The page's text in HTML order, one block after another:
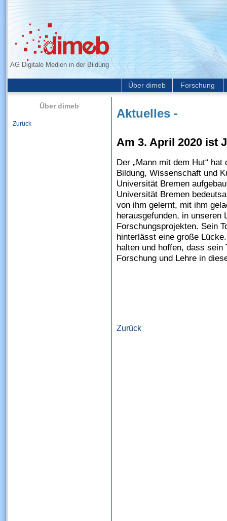
AG Digitale Medien in der Bildung
Über dimeb Forschung
Über dimeb
Zurück
Aktuelles -
Am 3. April 2020 ist
Der „Mann mit dem Hut“
Bildung, Wissenschaft und
Universität Bremen
Universität Bremen
von ihm gelernt, mit ihm
herausgefunden, in unseren
Forschungsprojekten. Sein
hinterlässt eine große
halten und hoffen, dass sein
Forschung und Lehre in
Zurück